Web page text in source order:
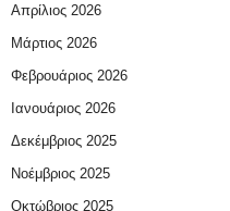
Απρίλιος 2026
Μάρτιος 2026
Φεβρουάριος 2026
Ιανουάριος 2026
Δεκέμβριος 2025
Νοέμβριος 2025
Οκτώβριος 2025